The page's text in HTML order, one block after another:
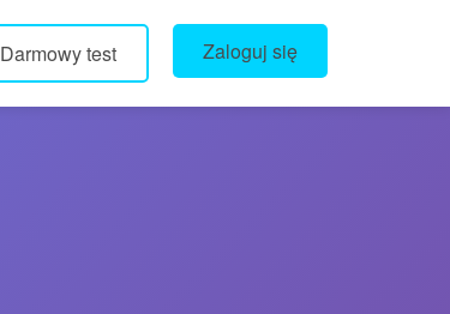
Darmowy test Zaloguj się